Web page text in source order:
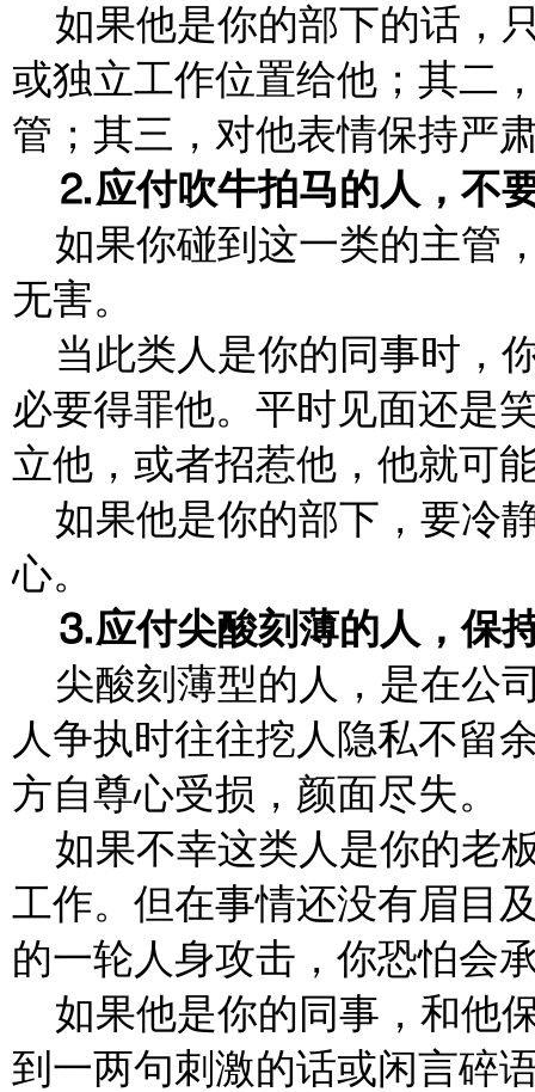
如果他是你的部下的话，
或独立工作位置给他；其二
管；其三，对他表情保持严
⒉应付吹牛拍马的人，不
如果你碰到这一类的主管
无害。
当此类人是你的同事时，
必要得罪他。平时见面还是
立他，或者招惹他，他就可
如果他是你的部下，要冷
心。
⒊应付尖酸刻薄的人，保
尖酸刻薄型的人，是在公
人争执时往往挖人隐私不留
方自尊心受损，颜面尽失。
如果不幸这类人是你的老
工作。但在事情还没有眉目
的一轮人身攻击，你恐怕会
如果他是你的同事，和他
到一两句刺激的话或闲言碎